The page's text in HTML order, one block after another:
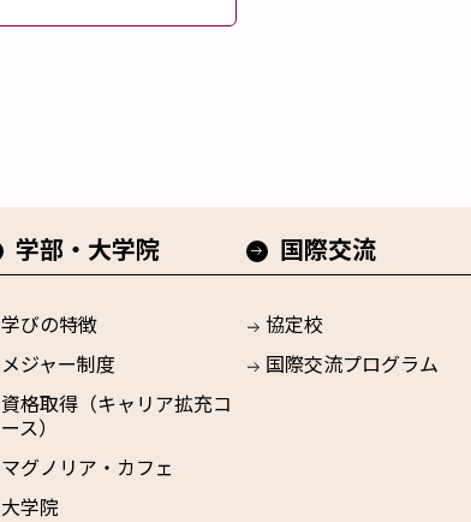
学部・大学院
学びの特徴
メジャー制度
資格取得（キャリア拡充コ
ース）
マグノリア・カフェ
大学院
国際交流
協定校
国際交流プログラム